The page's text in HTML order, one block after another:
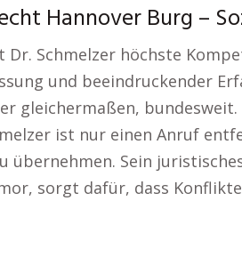
Hannover Burg –
Dr. Schmelzer höchste
und beeindruckender
gleichermaßen, bundesweit.
ist nur einen Anruf
übernehmen. Sein
sorgt dafür, dass